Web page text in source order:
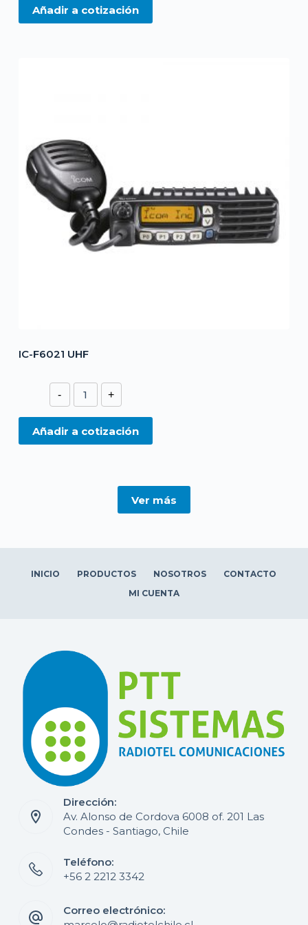
cantidad
Añadir a cotización
IC-F6021 UHF
-
IC-
F6021
+
Añadir a cotización
Ver más
INICIO PRODUCTOS NOSOTROS
CONTACTO
MI CUENTA
Dirección:
Av. Alonso de Cordova 6008 of. 201 Las
Condes - Santiago, Chile
Teléfono:
+56 2 2212 3342
Correo electrónico: